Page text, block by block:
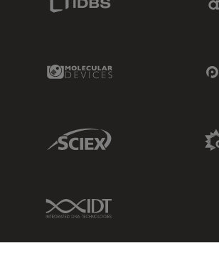
Molecular Devices Link
Sciex Link
IDT Link